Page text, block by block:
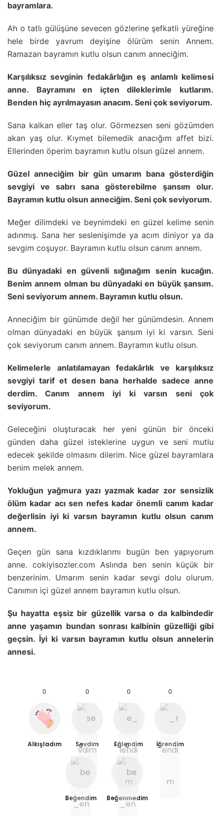
bayramlara.
Ah o tatlı gülüşüne sevecen gözlerine şefkatli yüreğine
hele birde yavrum deyişine ölürüm senin Annem.
Ramazan bayramın kutlu olsun canım anneciğim.
Karşılıksız sevginin fedakârlığın eş anlamlı kelimesi
anne. Bayramını en içten dileklerimle kutlarım.
Benden hiç ayrılmayasın anacım. Seni çok seviyorum.
Sana kalkan eller taş olur. Görmezsen seni gözümden
akan yaş olur. Kıymet bilemedik anacığım affet bizi.
Ellerinden öperim bayramın kutlu olsun güzel annem.
Güzel anneciğim bir gün umarım bana gösterdiğin
sevgiyi ve sabrı sana gösterebilme şansım olur.
Bayramın kutlu olsun anneciğim. Seni çok seviyorum.
Meğer dilimdeki ve beynimdeki en güzel kelime senin
adınmış. Sana her seslenişimde ya acım diniyor ya da
sevgim coşuyor. Bayramın kutlu olsun canım annem.
Bu dünyadaki en güvenli sığınağım senin kucağın.
Benim annem olman bu dünyadaki en büyük şansım.
Seni seviyorum annem. Bayramın kutlu olsun.
Anneciğim bir günümde değil her günümdesin. Annem
olman dünyadaki en büyük şansım iyi ki varsın. Seni
çok seviyorum canım annem. Bayramın kutlu olsun.
Kelimelerle anlatılamayan fedakârlık ve karşılıksız
sevgiyi tarif et desen bana herhalde sadece anne
derdim. Canım annem iyi ki varsın seni çok
seviyorum.
Geleceğini oluşturacak her yeni günün bir önceki
günden daha güzel isteklerine uygun ve seni mutlu
edecek şekilde olmasını dilerim. Nice güzel bayramlara
benim melek annem.
Yokluğun yağmura yazı yazmak kadar zor sensizlik
ölüm kadar acı sen nefes kadar önemli canım kadar
değerlisin iyi ki varsın bayramın kutlu olsun canım
annem.
Geçen gün sana kızdıklarımı bugün ben yapıyorum
anne. cokiyisozler.com Aslında ben senin küçük bir
benzerinim. Umarım senin kadar sevgi dolu olurum.
Canımın içi güzel annem bayramın kutlu olsun.
Şu hayatta eşsiz bir güzellik varsa o da kalbindedir
anne yaşamın bundan sonrası kalbinin güzelliği gibi
geçsin. İyi ki varsın bayramın kutlu olsun annelerin
annesi.
0
Alkışladım
0
Sevdim
0
Eğlendim
0
İğrendim
0
Beğendim
0
Beğenmedim